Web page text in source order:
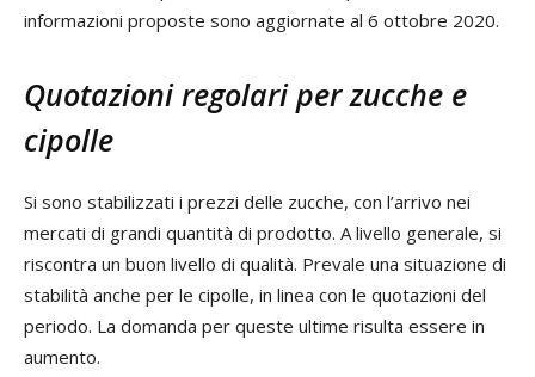
informazioni proposte sono aggiornate al 6 ottobre 2020.
Quotazioni regolari per zucche e
cipolle
Si sono stabilizzati i prezzi delle zucche, con l’arrivo nei
mercati di grandi quantità di prodotto. A livello generale, si
riscontra un buon livello di qualità. Prevale una situazione di
stabilità anche per le cipolle, in linea con le quotazioni del
periodo. La domanda per queste ultime risulta essere in
aumento.